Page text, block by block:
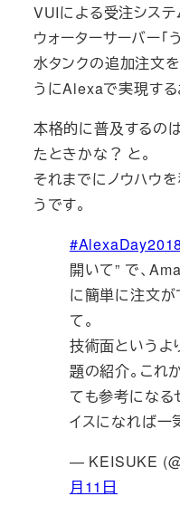
VUIによる受注システ
ウォーターサーバー
水タンクの追加注文
うにAlexaで実現する
本格的に普及するの
たときかな？ と。
それまでにノウハウ
うです。
#AlexaDay2018
開いて” で、
に簡単に注文
て。
技術面というよ
題の紹介。これ
ても参考になる
イスになれば一
— KEISUKE
月11日